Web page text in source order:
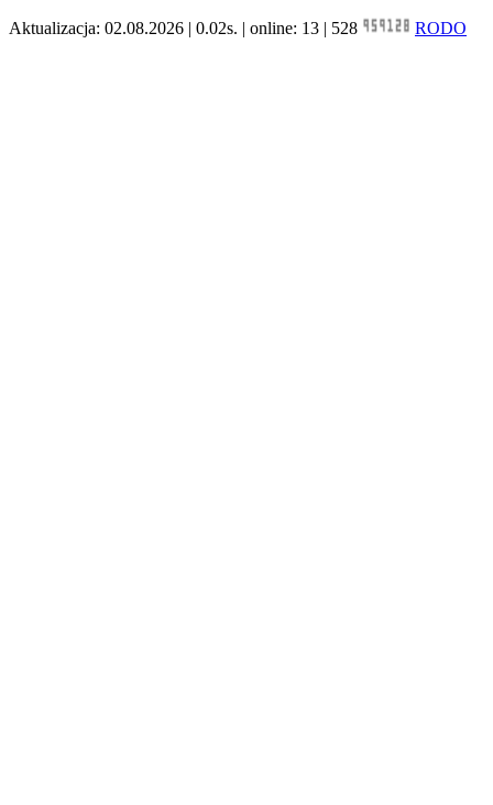
Aktualizacja: 02.08.2026 | 0.02s. | online: 13 | 528 RODO